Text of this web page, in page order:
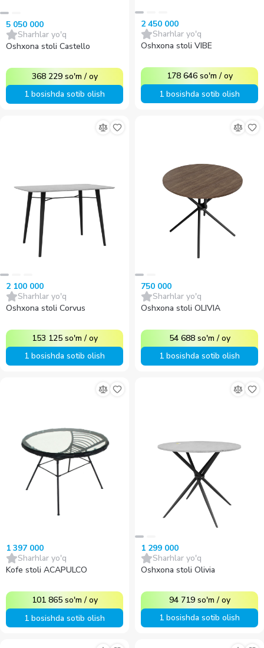
5 050 000
Sharhlar yo'q
Oshxona stoli Castello
368 229 so'm /oy
1 bosishda sotib olish
2 450 000
Sharhlar yo'q
Oshxona stoli VIBE
178 646 so'm /oy
1 bosishda sotib olish
2 100 000
Sharhlar yo'q
Oshxona stoli Corvus
153 125 so'm /oy
1 bosishda sotib olish
750 000
Sharhlar yo'q
Oshxona stoli OLIVIA
54 688 so'm /oy
1 bosishda sotib olish
1 397 000
Sharhlar yo'q
Kofe stoli ACAPULCO
101 865 so'm /oy
1 bosishda sotib olish
1 299 000
Sharhlar yo'q
Oshxona stoli Olivia
94 719 so'm /oy
1 bosishda sotib olish